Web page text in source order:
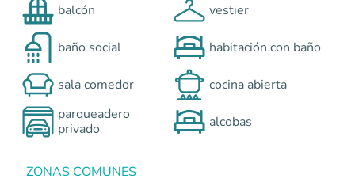
balcón vestier
baño social habitación con baño
sala comedor
cocina abierta
parqueadero
privado
alcobas
ZONAS COMUNES